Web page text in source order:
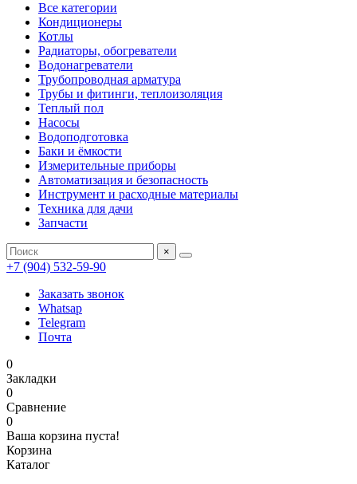
Все категории
Кондиционеры
Котлы
Радиаторы, обогреватели
Водонагреватели
Трубопроводная арматура
Трубы и фитинги, теплоизоляция
Теплый пол
Насосы
Водоподготовка
Баки и ёмкости
Измерительные приборы
Автоматизация и безопасность
Инструмент и расходные материалы
Техника для дачи
Запчасти
×
+7 (904) 532-59-90
Заказать звонок
Whatsap
Telegram
Почта
0
Закладки
0
Сравнение
0
Ваша корзина пуста!
Корзина
Каталог